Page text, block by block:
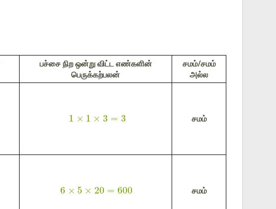
பச்சை நிற ஒன்று விட்ட எண்களின்
பெருக்கற்பலன்
சமம்/சமம்
அல்ல
1 × 1 × 3 = 3 சமம்
6 × 5 × 20 = 600 சமம்